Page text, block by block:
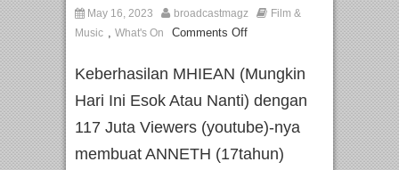
May 16, 2023 broadcastmagz
Film &
Music , What's On Comments Off
Keberhasilan MHIEAN (Mungkin
Hari Ini Esok Atau Nanti) dengan
117 Juta Viewers (youtube)-nya
membuat ANNETH (17tahun)